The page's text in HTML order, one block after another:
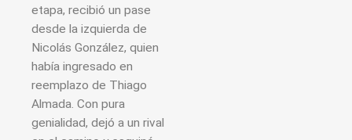
etapa, recibió un pase
desde la izquierda de
Nicolás González, quien
había ingresado en
reemplazo de Thiago
Almada. Con pura
genialidad, dejó a un rival